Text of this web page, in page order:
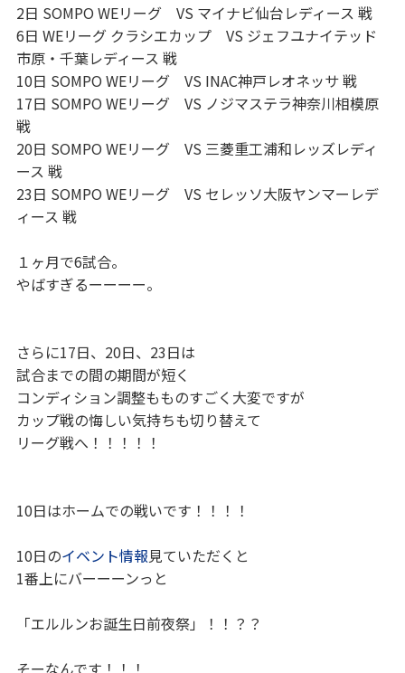
2日 SOMPO WEリーグ VS マイナビ仙台レディース 戦
6日 WEリーグ クラシエカップ VS ジェフユナイテッド
市原・千葉レディース 戦
10日 SOMPO WEリーグ VS INAC神戸レオネッサ 戦
17日 SOMPO WEリーグ VS ノジマステラ神奈川相模原
戦
20日 SOMPO WEリーグ VS 三菱重工浦和レッズレディ
ース 戦
23日 SOMPO WEリーグ VS セレッソ大阪ヤンマーレデ
ィース 戦
１ヶ月で6試合。
やばすぎるーーーー。
さらに17日、20日、23日は
試合までの間の期間が短く
コンディション調整もものすごく大変ですが
カップ戦の悔しい気持ちも切り替えて
リーグ戦へ！！！！！
10日はホームでの戦いです！！！！
10日のイベント情報見ていただくと
1番上にバーーーンっと
「エルルンお誕生日前夜祭」！！？？
そーなんです！！！